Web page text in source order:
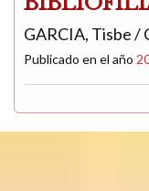
GARCIA, Tisbe /
Publicado en el año